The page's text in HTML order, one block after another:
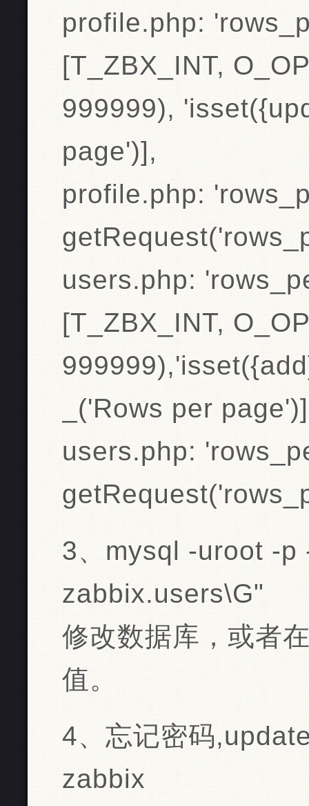
profile.php:
[T_ZBX_INT,
999999),
page')],
profile.php:
users.php:
[T_ZBX_INT,
_('Rows per
users.php:
3、mysql -uroot -
zabbix.users\G"
修改数据库，或者
值。
4、忘记密码
zabbix